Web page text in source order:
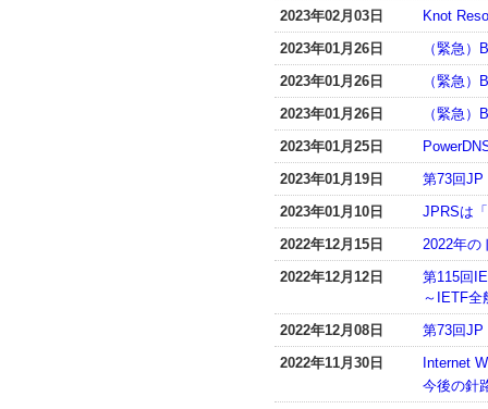
2023年02月03日
Knot
2023年01月26日
（緊急
2023年01月26日
（緊急
2023年01月26日
（緊急
2023年01月25日
2023年01月19日
第73回JP
2023年01月10日
JPRSは
2022年12月15日
2022年の
2022年12月12日
第115回
～IETF全
2022年12月08日
第73回JP
2022年11月30日
Internet
今後の針